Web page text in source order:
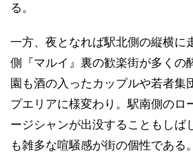
る。
一方、夜となれば駅北側の縦横に
側『マルイ』裏の歓楽街が多くの
園も酒の入ったカップルや若者集
プエリアに様変わり。駅南側のロ
ージシャンが出没することもしば
も雑多な喧騒感が街の個性である。